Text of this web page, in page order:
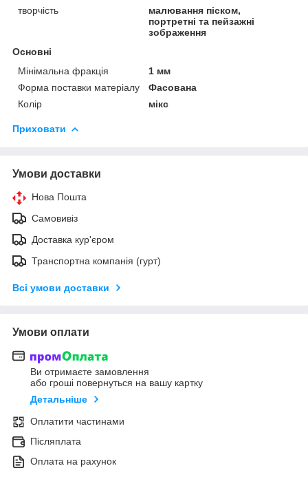
творчість
малювання піском,
портретні та пейзажні
зображення
Основні
Мінімальна фракція
1 мм
Форма поставки матеріалу
Фасована
Колір
мікс
Приховати
Умови доставки
Нова Пошта
Самовивіз
Доставка кур'єром
Транспортна компанія (гурт)
Всі умови доставки
Умови оплати
Ви отримаєте замовлення
або гроші повернуться на вашу картку
Детальніше
Оплатити частинами
Післяплата
Оплата на рахунок